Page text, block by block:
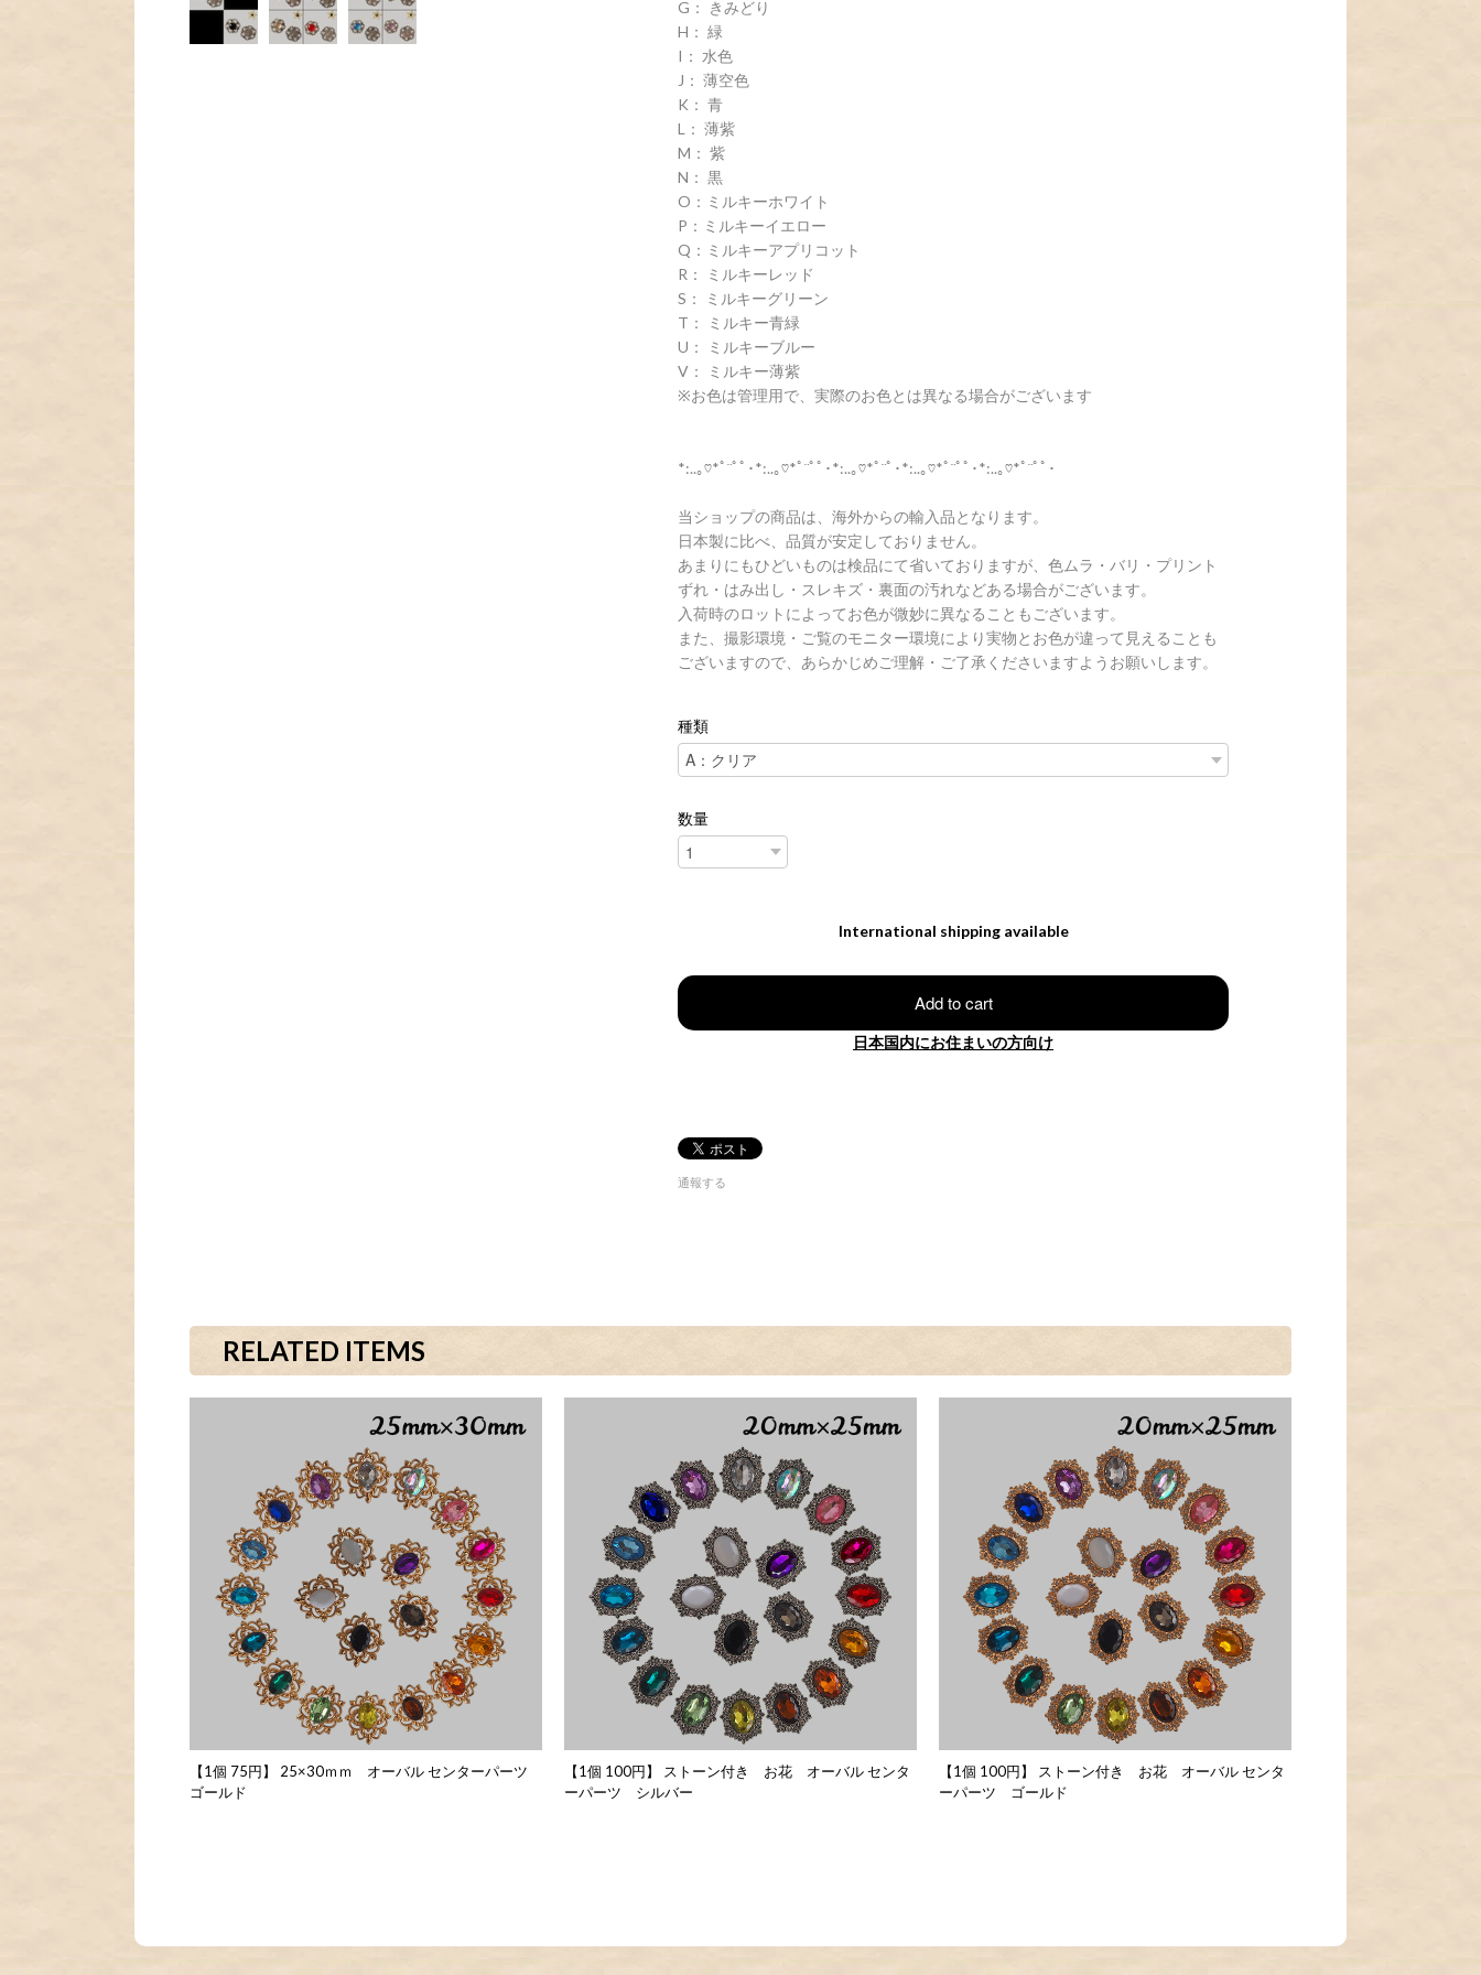
G： きみどり
H： 緑
I： 水色
J： 薄空色
K： 青
L： 薄紫
M： 紫
N： 黒
O：ミルキーホワイト
P：ミルキーイエロー
Q：ミルキーアプリコット
R： ミルキーレッド
S： ミルキーグリーン
T： ミルキー青緑
U： ミルキーブルー
V： ミルキー薄紫
※お色は管理用で、実際のお色とは異なる場合がございます
*:..｡♡*ﾟ¨ﾟﾟ･*:..｡♡*ﾟ¨ﾟﾟ･*:..｡♡*ﾟ¨ﾟ･*:..｡♡*ﾟ¨ﾟﾟ･*:..｡♡*ﾟ¨ﾟﾟ･
当ショップの商品は、海外からの輸入品となります。
日本製に比べ、品質が安定しておりません。
あまりにもひどいものは検品にて省いておりますが、色ムラ・バリ・プリント
ずれ・はみ出し・スレキズ・裏面の汚れなどある場合がございます。
入荷時のロットによってお色が微妙に異なることもございます。
また、撮影環境・ご覧のモニター環境により実物とお色が違って見えることも
ございますので、あらかじめご理解・ご了承くださいますようお願いします。
種類
数量
International shipping available
Add to cart
日本国内にお住まいの方向け
通報する
RELATED ITEMS
【1個 75円】 25×30ｍｍ オーバル センターパーツ
ゴールド
【1個 100円】 ストーン付き お花 オーバル センタ
ーパーツ シルバー
【1個 100円】 ストーン付き お花 オーバル センタ
ーパーツ ゴールド